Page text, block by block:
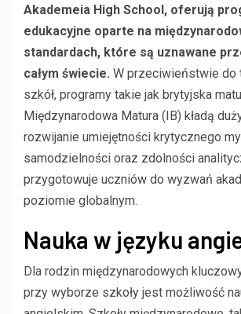
Akademeia High School, oferują
edukacyjne oparte na
standardach, które są uznawane
całym świecie. W przeciwieństwie do
szkół, programy takie jak brytyjska
Międzynarodowa Matura (IB) kładą
rozwijanie umiejętności krytycznego
samodzielności oraz zdolności
przygotowuje uczniów do wyzwań
poziomie globalnym.
Nauka w języku
Dla rodzin międzynarodowych
przy wyborze szkoły jest możliwość